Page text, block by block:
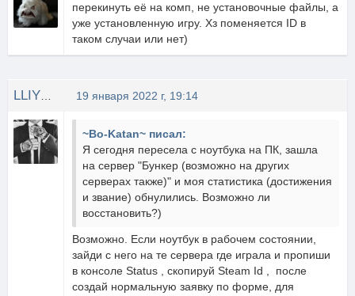
перекинуть её на комп, не установочные файлы, а
уже установленную игру. Хз поменяется ID в
таком случаи или нет)
19 января 2022 г, 19:14
~Bo-Katan~ писал:
Я сегодня пересела с ноутбука на ПК, зашла
на сервер "Бункер (возможно на других
серверах также)" и моя статистика (достижения
и звание) обнулились. Возможно ли
восстановить?)
Возможно. Если ноутбук в рабочем состоянии,
зайди с него на те сервера где играла и пропиши
в консоле Status , скопируй Steam Id , после
создай нормальную заявку по форме, для